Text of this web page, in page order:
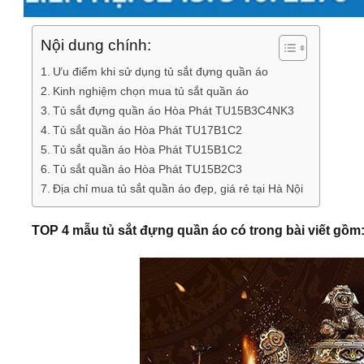
Nội dung chính:
Ưu điểm khi sử dụng tủ sắt đựng quần áo
Kinh nghiệm chọn mua tủ sắt quần áo
Tủ sắt đựng quần áo Hòa Phát TU15B3C4NK3
Tủ sắt quần áo Hòa Phát TU17B1C2
Tủ sắt quần áo Hòa Phát TU15B1C2
Tủ sắt quần áo Hòa Phát TU15B2C3
Địa chỉ mua tủ sắt quần áo đẹp, giá rẻ tại Hà Nội
TOP 4 mẫu tủ sắt đựng quần áo có trong bài viết gồm: